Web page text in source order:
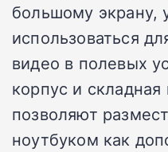
большому экрану,
использоваться
видео в полевых
корпус и складная
позволяют
ноутбуком как